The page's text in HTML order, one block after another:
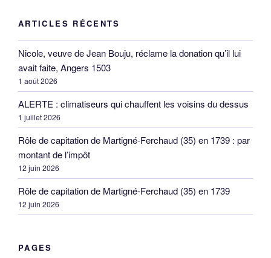
ARTICLES RÉCENTS
Nicole, veuve de Jean Bouju, réclame la donation qu’il lui
avait faite, Angers 1503
1 août 2026
ALERTE : climatiseurs qui chauffent les voisins du dessus
1 juillet 2026
Rôle de capitation de Martigné-Ferchaud (35) en 1739 : par
montant de l’impôt
12 juin 2026
Rôle de capitation de Martigné-Ferchaud (35) en 1739
12 juin 2026
PAGES